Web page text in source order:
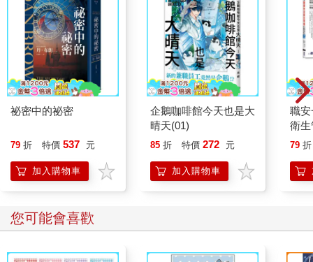
祕密中的祕密
79 折 特價 537 元
加入購物車
企鵝咖啡館今天也是大
晴天(01)
85 折 特價 272 元
加入購物車
職
衛
攻略
79 折
您可能會喜歡